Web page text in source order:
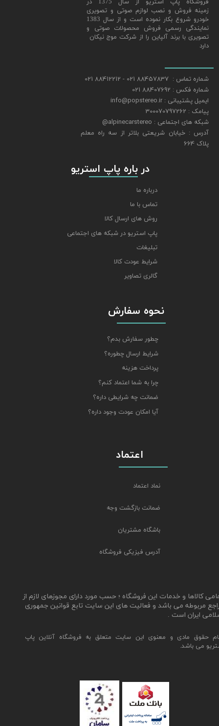
​فروشگاه پاپ استریو از سال 1375 در
زمینه فروش و نصب لوازم صوتی و تصویری
خودرو شروع بکار نموده است و از سال 1383
نمایندگی رسمی فروش محصولات صوتی و
تصویری با برند آلپاین را از شرکت موج نیکان
دارد
شماره تماس : 88457837 021 - 88412212 021
شماره فکس : 88407692 021
ایمیل پشتیبانی : info@popstereo.ir
پیامک : 300070797262
شبکه های اجتماعی : alpinecarstereo@
​​​​​​​آدرس : خیابان شریعتی بلاتر از سه راه معلم
پلاک 664
نحوه سفارش
چطور سفارش بدم؟
شرایط ارسال چطوره؟
پرداخت هزینه
چرا به شما اعتماد کنم؟
ضمانت چه شرایطی داره؟
آیا امکان عودت وجود داره؟
حقوق مادی و معنوی این سایت متعلق به فروشگاه آنلاین پاپ
می باشد.
اعتماد
نماد اعتماد
ضمانت بازگشت وجه
باشگاه مشتریان
آدرس فیزیکی فروشگاه
​​​​​​​ در باره پاپ استریو
درباره ما
تماس با ما
روش های ارسال کالا
پاپ استریو در شبکه های اجتماعی
تبلیغات
شرایط عودت کالا
گالری تصاویر
کالاها و خدمات این فروشگاه ؛ حسب مورد دارای مجوزهای لازم از
مربوطه می باشد و فعالیت های این سایت تابع قوانین جمهوری
ایران است .